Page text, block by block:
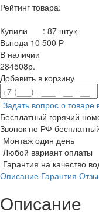
Рейтинг товара:
Купили
: 87 штук
Выгода 10 500 Р
В наличии
284508р.
Добавить в корзину
Задать вопрос о товаре
Бесплатный горячий
Звонок по РФ
Монтаж один день
Любой вариант оплаты
Гарантия на качество
Описание Гарантия
Описание